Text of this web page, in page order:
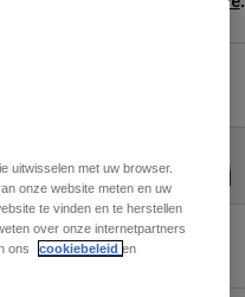
Matentabel
uitwisselen met uw browser.
onze website meten en uw
te vinden en te herstellen
over onze internetpartners
ons
cookiebeleid en